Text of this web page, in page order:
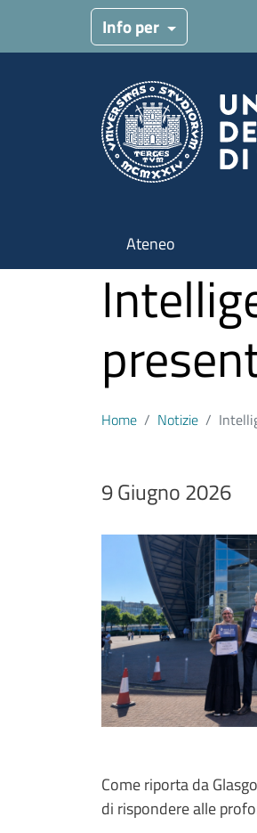
Salta al contenuto principale
Info per
Ateneo
Home Notizie
9 Giugno 2026
Immagine
Image
Testo notizia
Come riporta da
di rispondere alle